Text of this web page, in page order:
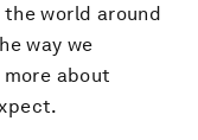
the world around
way we
about